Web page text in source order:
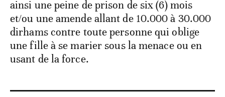
ainsi une peine de prison de six (6) mois
et/ou une amende allant de 10.000 à 30.000
dirhams contre toute personne qui oblige
une fille à se marier sous la menace ou en
usant de la force.